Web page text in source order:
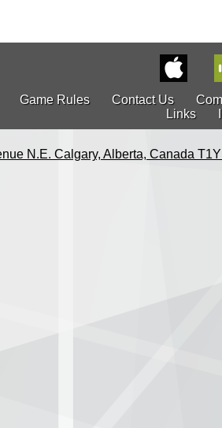
Game Rules Contact Us
Links
N.E. Calgary, Alberta, Canada